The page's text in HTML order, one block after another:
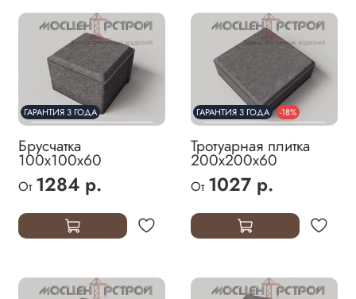
ГАРАНТИЯ 3 ГОДА
Брусчатка
100х100х60
От 1284 р.
ГАРАНТИЯ 3 ГОДА -18%
Тротуарная плитка
200х200х60
От 1027 р.